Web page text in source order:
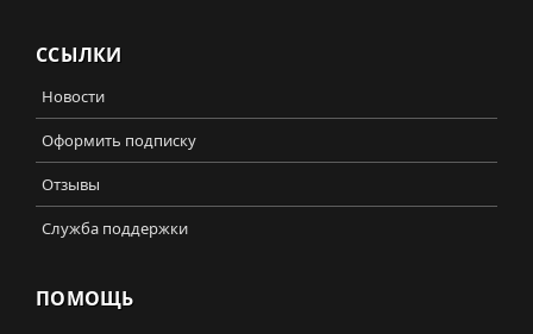
ССЫЛКИ
Новости
Оформить подписку
Отзывы
Служба поддержки
ПОМОЩЬ